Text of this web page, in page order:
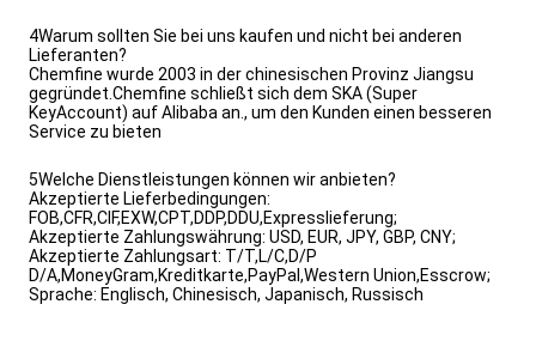
4Warum sollten Sie bei uns kaufen und nicht bei anderen
Lieferanten?
Chemfine wurde 2003 in der chinesischen Provinz Jiangsu
gegründet.Chemfine schließt sich dem SKA (Super
KeyAccount) auf Alibaba an., um den Kunden einen besseren
Service zu bieten
5Welche Dienstleistungen können wir anbieten?
Akzeptierte Lieferbedingungen:
FOB,CFR,CIF,EXW,CPT,DDP,DDU,Expresslieferung;
Akzeptierte Zahlungswährung: USD, EUR, JPY, GBP, CNY;
Akzeptierte Zahlungsart: T/T,L/C,D/P
D/A,MoneyGram,Kreditkarte,PayPal,Western Union,Esscrow;
Sprache: Englisch, Chinesisch, Japanisch, Russisch